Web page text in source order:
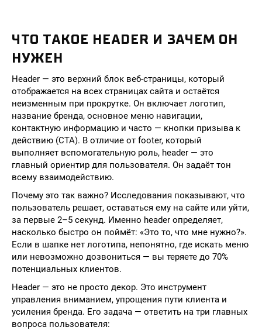
ЧТО ТАКОЕ HEADER И ЗАЧЕМ ОН
НУЖЕН
Header — это верхний блок веб-страницы, который
отображается на всех страницах сайта и остаётся
неизменным при прокрутке. Он включает логотип,
название бренда, основное меню навигации,
контактную информацию и часто — кнопки призыва к
действию (CTA). В отличие от footer, который
выполняет вспомогательную роль, header — это
главный ориентир для пользователя. Он задаёт тон
всему взаимодействию.
Почему это так важно? Исследования показывают, что
пользователь решает, оставаться ему на сайте или уйти,
за первые 2–5 секунд. Именно header определяет,
насколько быстро он поймёт: «Это то, что мне нужно?».
Если в шапке нет логотипа, непонятно, где искать меню
или невозможно дозвониться — вы теряете до 70%
потенциальных клиентов.
Header — это не просто декор. Это инструмент
управления вниманием, упрощения пути клиента и
усиления бренда. Его задача — ответить на три главных
вопроса пользователя: